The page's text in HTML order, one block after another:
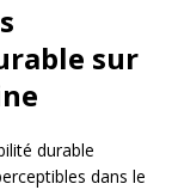
sur
durable
dans le